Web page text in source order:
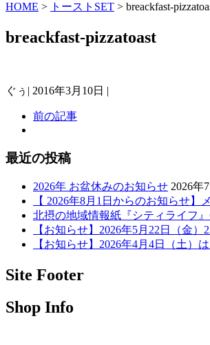
HOME > トーストSET > breackfast-
breackfast-pizzatoast
ぐぅ | 2016年3月10日 |
前の記事
最近の投稿
2026年 お盆休みのお知らせ 2026年
【 2026年8月1日からのお知らせ
北摂の地域情報紙『シティライフ
【お知らせ】2026年5月22日（金
【お知らせ】2026年4月4日（土）
Site Footer
Shop Info